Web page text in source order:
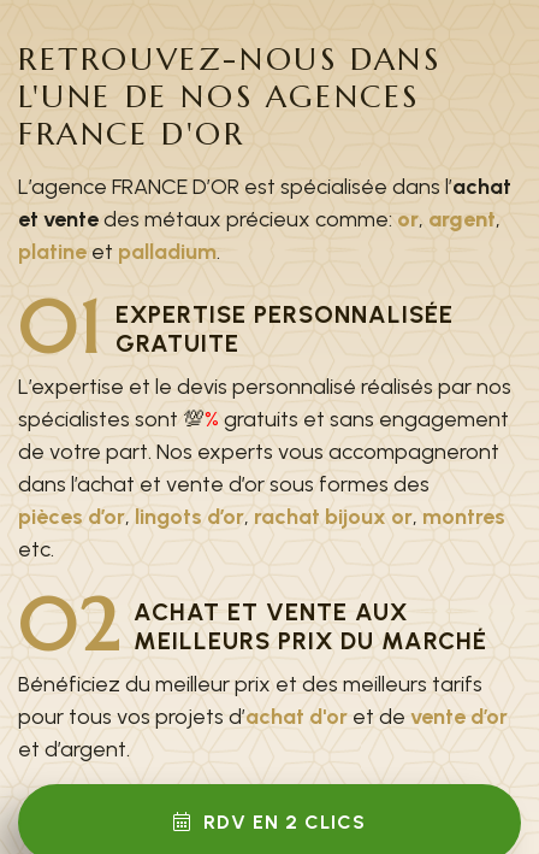
RETROUVEZ-NOUS DANS
L'UNE DE NOS AGENCES
FRANCE D'OR
L’agence FRANCE D’OR est spécialisée dans l’achat
et ventedes métaux précieux comme: or, argent,
platine et palladium.
01
EXPERTISE PERSONNALISÉE
GRATUITE
L’expertise et le devis personnalisé réalisés par nos
spécialistes sont 💯% gratuits et sans engagement
de votre part. Nos experts vous accompagneront
dans l’achat et vente d’or sous formes des
pièces d’or, lingots d’or, rachat bijoux or, montres
etc.
02 ACHAT ET VENTE AUX
MEILLEURS PRIX DU MARCHÉ
Bénéficiez du meilleur prix et des meilleurs tarifs
pour tous vos projets d’achat d'or et de vente d’or
et d’argent.
RDV EN 2 CLICS